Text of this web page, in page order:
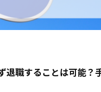
退職することは可能？